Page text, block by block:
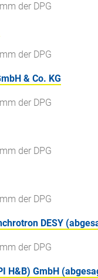
der DPG
der DPG
& Co. KG
der DPG
der DPG
der DPG
DESY
der DPG
H&B) GmbH